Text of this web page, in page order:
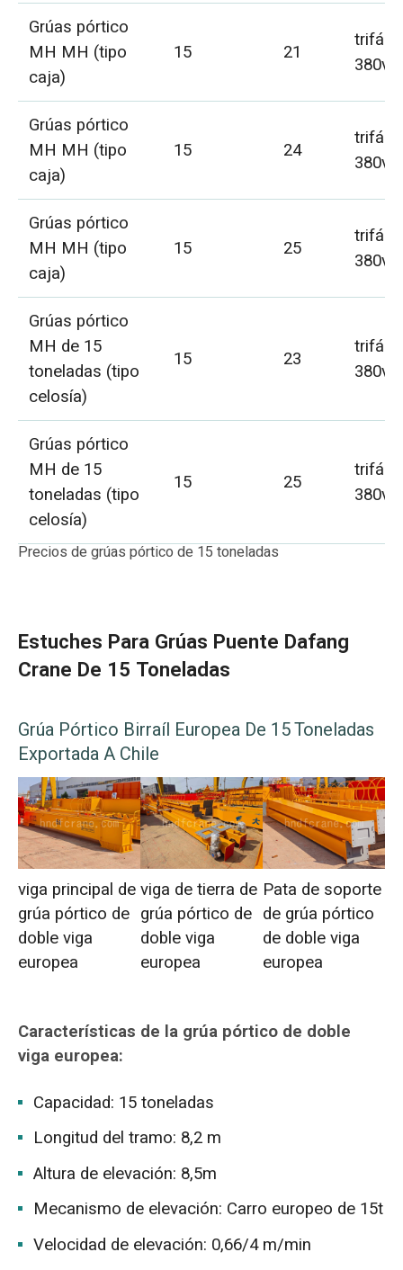
Grúas pórtico
MH MH (tipo
caja)
15 21
380v
Grúas pórtico
MH MH (tipo
caja)
15 24
380v
Grúas pórtico
MH MH (tipo
caja)
15 25
380v
Grúas pórtico
MH de 15
toneladas (tipo
celosía)
15 23
380v
Grúas pórtico
MH de 15
toneladas (tipo
celosía)
15 25
380v
Precios de grúas pórtico de 15 toneladas
Estuches Para Grúas Puente Dafang
Crane De 15 Toneladas
Grúa Pórtico Birraíl Europea De 15 Toneladas
Exportada A Chile
viga principal de
grúa pórtico de
doble viga
europea
viga de tierra de
grúa pórtico de
doble viga
europea
Pata de soporte
de grúa pórtico
de doble viga
europea
Características de la grúa pórtico de doble
viga europea:
Capacidad: 15 toneladas
Longitud del tramo: 8,2 m
Altura de elevación: 8,5m
Mecanismo de elevación: Carro europeo de 15t
Velocidad de elevación: 0,66/4 m/min